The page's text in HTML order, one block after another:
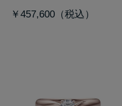
￥457,600